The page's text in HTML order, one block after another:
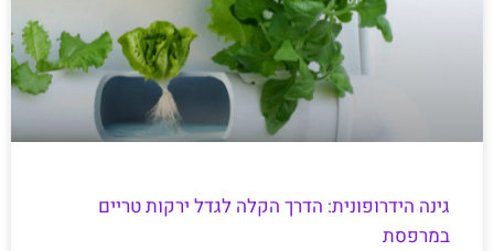
גינה הידרופונית: הדרך הקלה לגדל ירקות טריים
במרפסת